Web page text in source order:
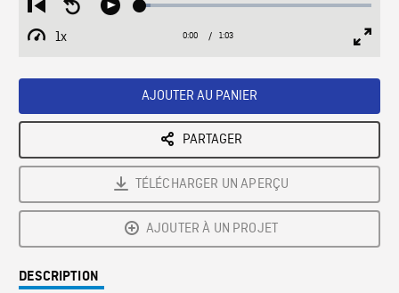
Restart
from
beginning
Seek
Play Loaded:
1x
Playback
Current
0:00 / Duration
1:03
AJOUTER AU PANIER
PARTAGER
TÉLÉCHARGER UN APERÇU
AJOUTER À UN PROJET
DESCRIPTION